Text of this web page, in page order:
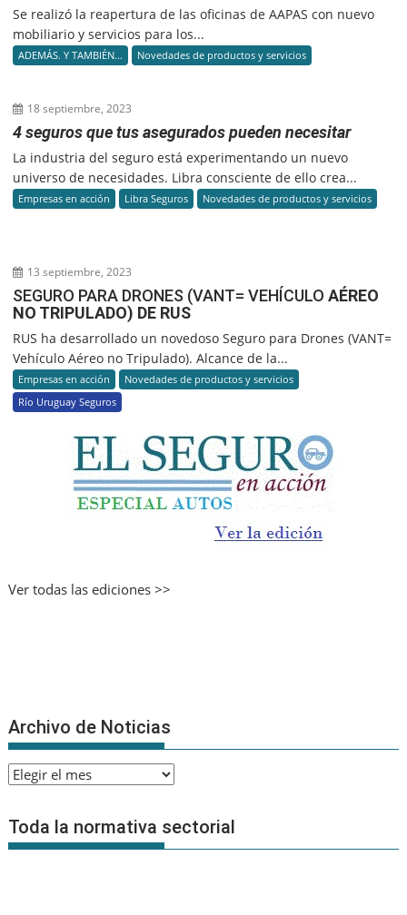
Se realizó la reapertura de las oficinas de AAPAS con nuevo
mobiliario y servicios para los...
ADEMÁS. Y TAMBIÉN... Novedades de productos y servicios
18 septiembre, 2023
4 seguros que tus asegurados pueden necesitar
La industria del seguro está experimentando un nuevo
universo de necesidades. Libra consciente de ello crea...
Empresas en acción Libra Seguros Novedades de productos y servicios
13 septiembre, 2023
SEGURO PARA DRONES (VANT= VEHÍCULOAÉREO
NO TRIPULADO) DE RUS
RUS ha desarrollado un novedoso Seguro para Drones (VANT=
Vehículo Aéreo no Tripulado). Alcance de la...
Empresas en acción
Novedades de productos y servicios
Río Uruguay Seguros
Ver todas las ediciones >>
Archivo de Noticias
Archivo
Noticias
Toda la normativa sectorial